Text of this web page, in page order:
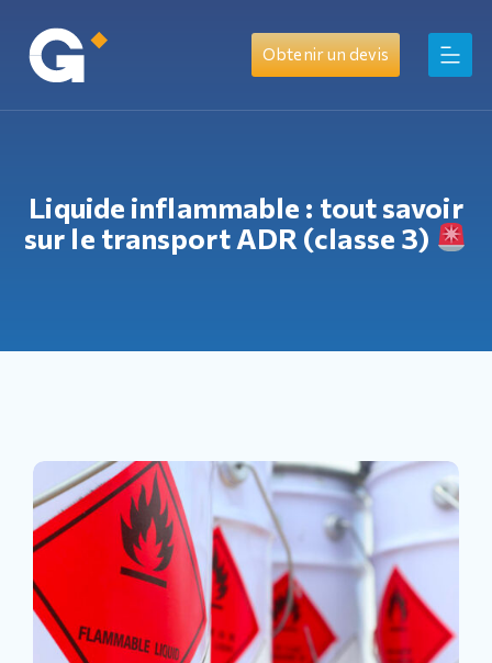
Obtenir un devis
Liquide inflammable : tout savoir
sur le transport ADR (classe 3)